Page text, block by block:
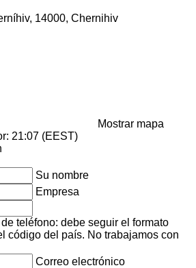
14000, Chernihiv
Mostrar mapa
21:07 (EEST)
Su nombre
Empresa
teléfono: debe seguir el formato
código del país. No trabajamos con
Correo electrónico